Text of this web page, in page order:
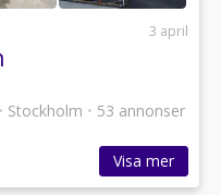
3 april
• Stockholm • 53 annonser
Visa mer